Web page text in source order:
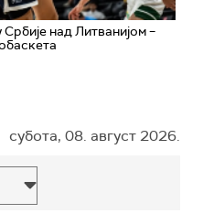
над Литванијом –
субота, 08. август 2026.